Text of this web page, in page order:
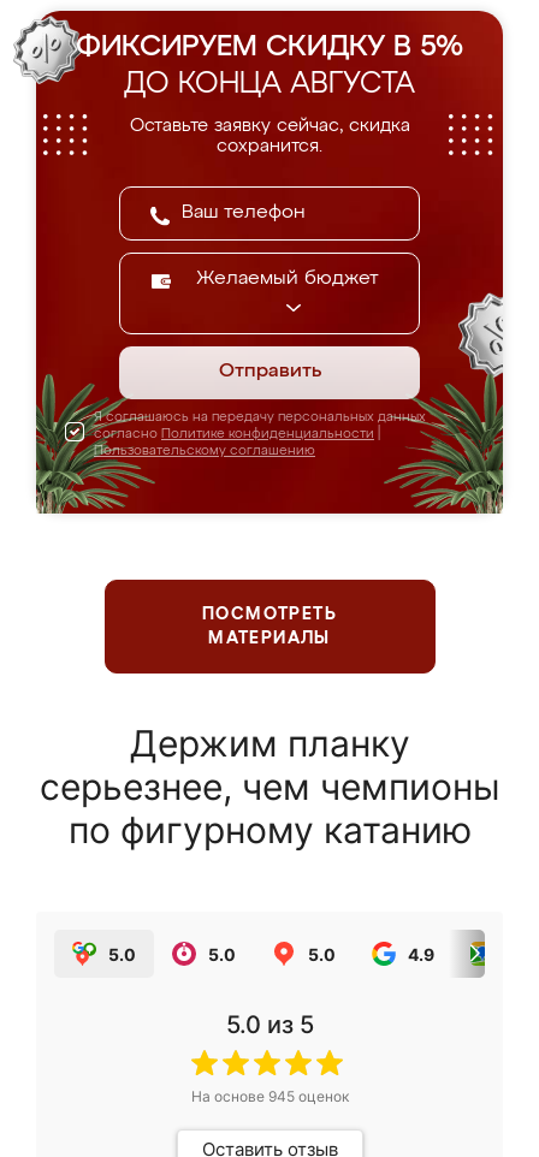
ФИКСИРУЕМ СКИДКУ В 5%
ДО КОНЦА АВГУСТА
Оставьте заявку сейчас, скидка
сохранится.
Желаемый бюджет
Отправить
Я соглашаюсь на передачу персональных данных
согласно Политике конфиденциальности
Пользовательскому соглашению
ПОСМОТРЕТЬ
МАТЕРИАЛЫ
Держим планку
серьезнее, чем чемпионы
по фигурному катанию
5.0 5.0 5.0 4.9
5.0 из 5
На основе 945оценок
Оставить отзыв